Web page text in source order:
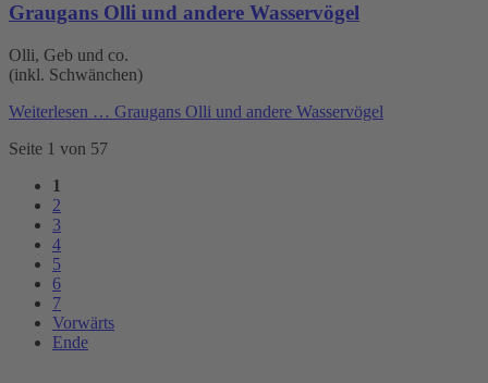
Graugans Olli und andere Wasservögel
Olli, Geb und co.
(inkl. Schwänchen)
Weiterlesen … Graugans Olli und andere Wasservögel
Seite 1 von 57
1
2
3
4
5
6
7
Vorwärts
Ende